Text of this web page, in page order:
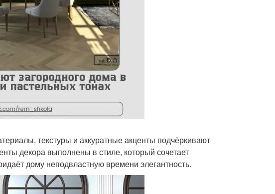
текстуры и аккуратные акценты подчёркивают
декора выполнены в стиле, который сочетает
дому неподвластную времени элегантность.